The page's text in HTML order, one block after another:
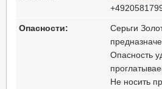
Опасности:
Серьги
Опасность
Не носить